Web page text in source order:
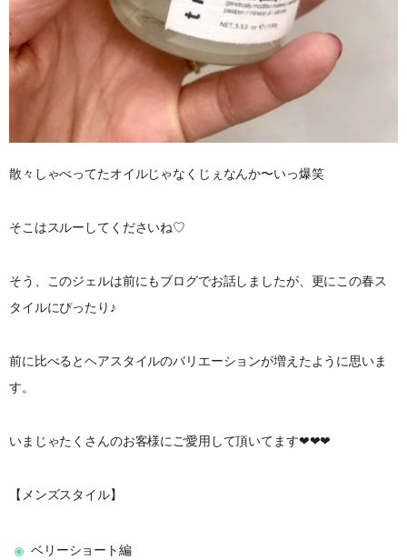
散々しゃべってたオイルじゃなくじぇなんか〜いっ爆笑
そこはスルーしてくださいね♡
そう、このジェルは前にもブログでお話しましたが、更にこの春ス
タイルにぴったり♪
前に比べるとヘアスタイルのバリエーションが増えたように思いま
す。
いまじゃたくさんのお客様にご愛用して頂いてます❤︎❤︎❤︎
【メンズスタイル】
ベリーショート編